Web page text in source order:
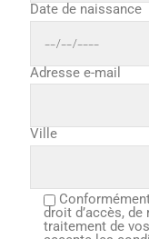
Date de naissance
Adresse e-mail
Ville
droit d’accès,
traitement de